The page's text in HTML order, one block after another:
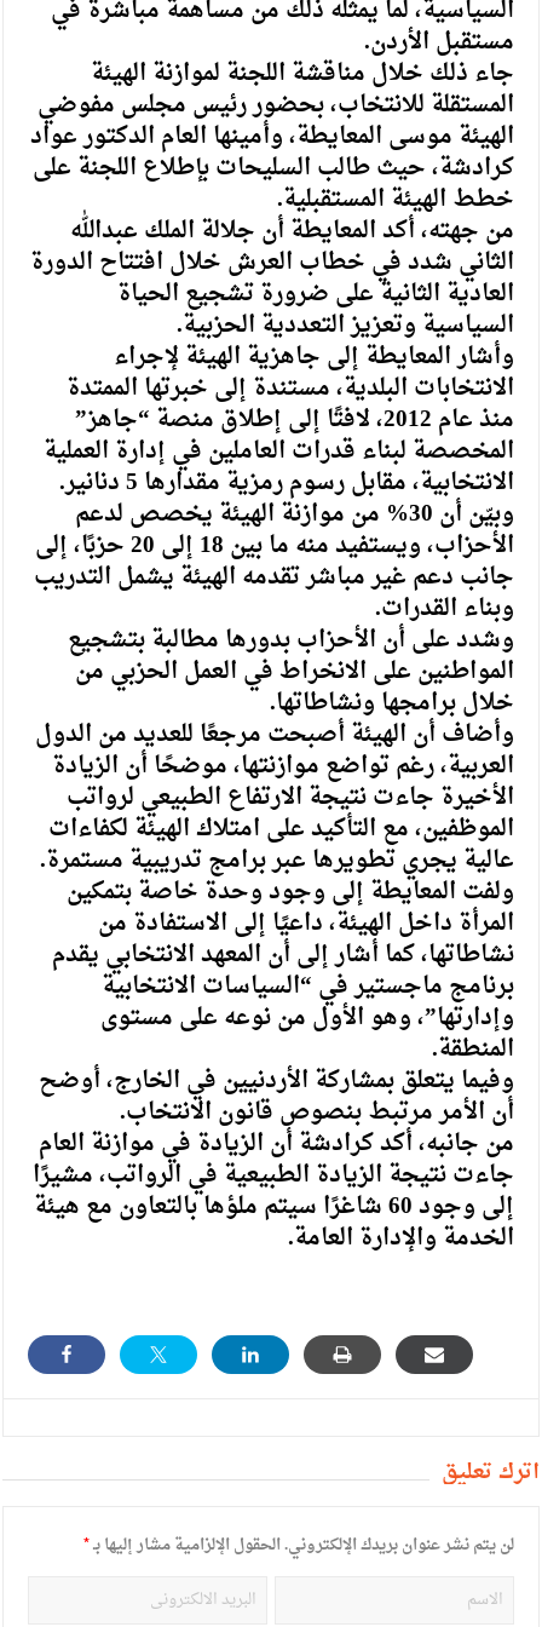
السياسية، لما يمثله ذلك من مساهمة مباشرة في
مستقبل الأردن.
جاء ذلك خلال مناقشة اللجنة لموازنة الهيئة
المستقلة للانتخاب، بحضور رئيس مجلس مفوضي
الهيئة موسى المعايطة، وأمينها العام الدكتور عواد
كرادشة، حيث طالب السليحات بإطلاع اللجنة على
خطط الهيئة المستقبلية.
من جهته، أكد المعايطة أن جلالة الملك عبدالله
الثاني شدد في خطاب العرش خلال افتتاح الدورة
العادية الثانية على ضرورة تشجيع الحياة
السياسية وتعزيز التعددية الحزبية.
وأشار المعايطة إلى جاهزية الهيئة لإجراء
الانتخابات البلدية، مستندة إلى خبرتها الممتدة
منذ عام 2012، لافتًا إلى إطلاق منصة “جاهز”
المخصصة لبناء قدرات العاملين في إدارة العملية
الانتخابية، مقابل رسوم رمزية مقدارها 5 دنانير.
وبيّن أن 30% من موازنة الهيئة يخصص لدعم
الأحزاب، ويستفيد منه ما بين 18 إلى 20 حزبًا، إلى
جانب دعم غير مباشر تقدمه الهيئة يشمل التدريب
وبناء القدرات.
وشدد على أن الأحزاب بدورها مطالبة بتشجيع
المواطنين على الانخراط في العمل الحزبي من
خلال برامجها ونشاطاتها.
وأضاف أن الهيئة أصبحت مرجعًا للعديد من الدول
العربية، رغم تواضع موازنتها، موضحًا أن الزيادة
الأخيرة جاءت نتيجة الارتفاع الطبيعي لرواتب
الموظفين، مع التأكيد على امتلاك الهيئة لكفاءات
عالية يجري تطويرها عبر برامج تدريبية مستمرة.
ولفت المعايطة إلى وجود وحدة خاصة بتمكين
المرأة داخل الهيئة، داعيًا إلى الاستفادة من
نشاطاتها، كما أشار إلى أن المعهد الانتخابي يقدم
برنامج ماجستير في “السياسات الانتخابية
وإدارتها”، وهو الأول من نوعه على مستوى
المنطقة.
وفيما يتعلق بمشاركة الأردنيين في الخارج، أوضح
أن الأمر مرتبط بنصوص قانون الانتخاب.
من جانبه، أكد كرادشة أن الزيادة في موازنة العام
جاءت نتيجة الزيادة الطبيعية في الرواتب، مشيرًا
إلى وجود 60 شاغرًا سيتم ملؤها بالتعاون مع هيئة
الخدمة والإدارة العامة.
أترك تعليق
لن يتم نشر عنوان بريدك الإلكتروني.الحقول الإلزامية مشار إليها بـ*